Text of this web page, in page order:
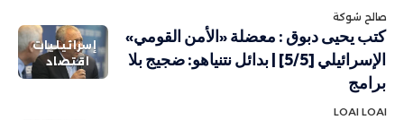
صالح شوكة
إسرائيليات
اقتصاد
كتب يحيى دبوق : معضلة «الأمن القومي»
الإسرائيلي [5/5] | بدائل نتنياهو: ضجيج بلا
برامج
LOAI LOAI